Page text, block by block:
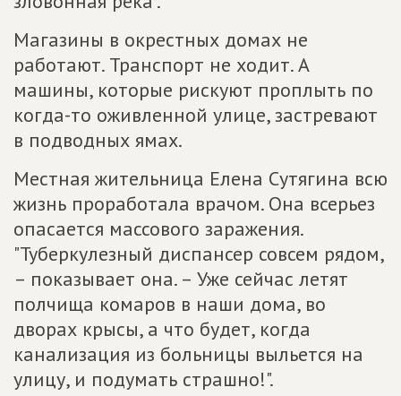
Магазины в окрестных домах не
работают. Транспорт не ходит. А
машины, которые рискуют проплыть по
когда-то оживленной улице, застревают
в подводных ямах.
Местная жительница Елена Сутягина всю
жизнь проработала врачом. Она всерьез
опасается массового заражения.
"Туберкулезный диспансер совсем рядом,
– показывает она. – Уже сейчас летят
полчища комаров в наши дома, во
дворах крысы, а что будет, когда
канализация из больницы выльется на
улицу, и подумать страшно!".